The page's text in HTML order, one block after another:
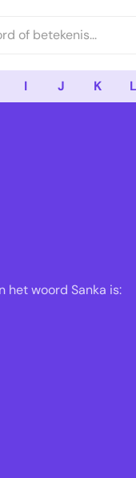
I J K L
het woord Sanka is: